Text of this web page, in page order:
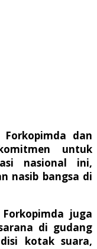
Forkopimda dan
untuk
nasional ini,
nasib bangsa di
juga
di gudang
kotak suara,